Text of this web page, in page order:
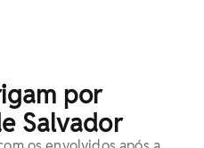
por
Salvador